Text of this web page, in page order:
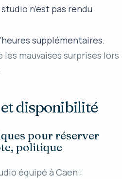
n’est pas rendu
supplémentaires.
mauvaises surprises lors
disponibilité
pour réserver
politique
équipé à Caen :